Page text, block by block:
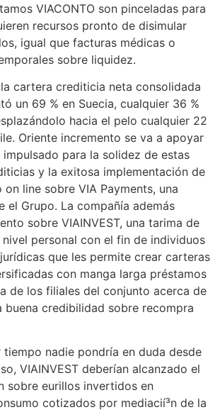
VIACONTO son pinceladas para
recursos pronto de disimular
igual que facturas médicas o
sobre liquidez.
cartera crediticia neta consolidada
un 69 % en Suecia, cualquier 36 %
hacia el pelo cualquier 22
Oriente incremento se va a apoyar
para la solidez de estas
y la exitosa implementación de
line sobre VIA Payments, una
el Grupo. La compañía además
sobre VIAINVEST, una tarima de
personal con el fin de individuos
que les permite crear carteras
con manga larga préstamos
de los filiales del conjunto acerca de
buena credibilidad sobre recompra
nadie pondrí­a en duda desde
VIAINVEST deberían alcanzado el
sobre eurillos invertidos en
cotizados por mediacií³n de la